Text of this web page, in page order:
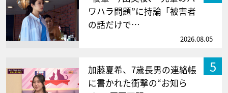
ワハラ問題”に持論「被害者
の話だけで…
2026.08.05
5
加藤夏希、7歳長男の連絡帳
に書かれた衝撃の“お知ら